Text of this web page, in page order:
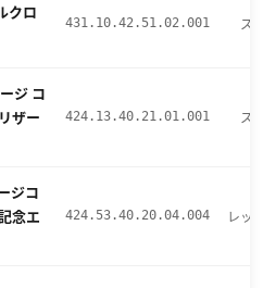
クロ
431.10.42.51.02.001 ス
ジ コ
ザー
424.13.40.21.01.001 ス
ジコ
念エ
424.53.40.20.04.004 レッ